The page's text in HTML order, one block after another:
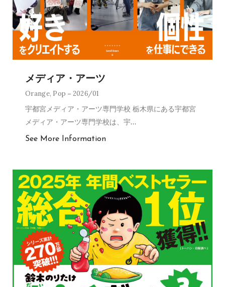
メディア・アーツ
Orange, Pop 2026/01
宇都宮メディア・アーツ専門学校 栃木県にある宇都宮
メディア・アーツ専門学校は、宇…
See More Information